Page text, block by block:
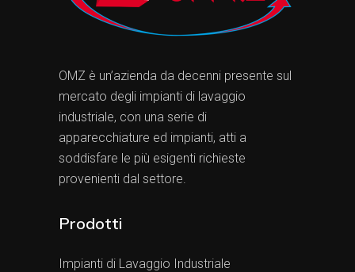
OMZ è un’azienda da decenni presente sul
mercato degli impianti di lavaggio
industriale, con una serie di
apparecchiature ed impianti, atti a
soddisfare le più esigenti richieste
provenienti dal settore.
Prodotti
Impianti di Lavaggio Industriale